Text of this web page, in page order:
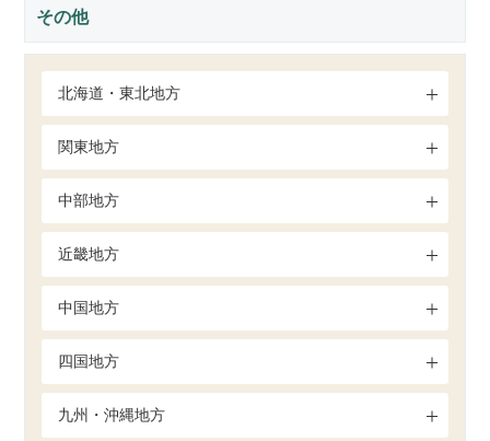
その他
北海道・東北地方
関東地方
中部地方
近畿地方
中国地方
四国地方
九州・沖縄地方